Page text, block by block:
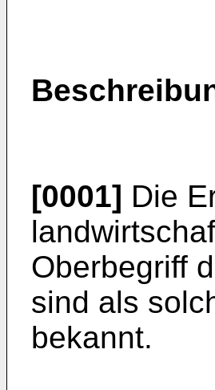
[0001] Die
Oberbegriff
sind als
bekannt.